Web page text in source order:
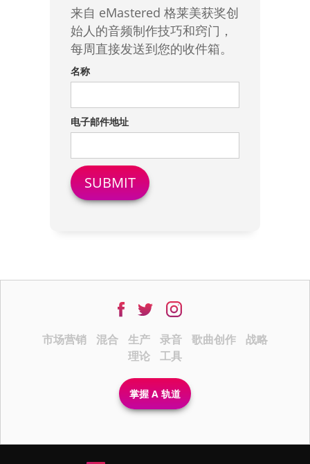
来自 eMastered 格莱美获奖创
始人的音频制作技巧和窍门，
每周直接发送到您的收件箱。
名称
电子邮件地址
市场营销 混合 生产 录音 歌曲创作
战略
理论
工具
掌握 A 轨道